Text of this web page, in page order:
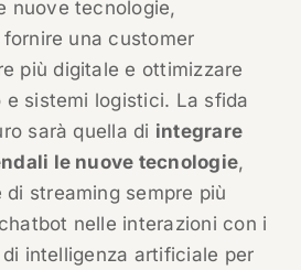
nuove tecnologie,
una customer
più digitale e ottimizzare
e sistemi logistici. La sfida
sarà quella di integrare
le nuove tecnologie,
streaming sempre più
nelle interazioni con i
intelligenza artificiale per